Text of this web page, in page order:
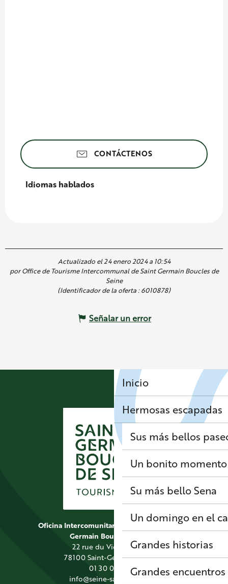
Inicio
Hermosas escapadas
Sus más bellos
Un bonito
Su más bello Sena
Un domingo en el
Grandes historias
Grandes encuentros
CONTÁCTENOS
Idiomas hablados
Idiomas hablados
Actualizado el 24 enero 2024 a 10:54
por Office de Tourisme Intercommunal de Saint Germain Boucles de
Seine
(Identificador de la oferta :6010878)
Señalar un error
Oficina Intercomunitaria de Turismo de Saint
Germain Boucles de Seine
22 rue du Vieil Abreuvoir
78100 Saint-Germain-en-Laye
01 30 09 39 89
info@seine-saintgermain.fr